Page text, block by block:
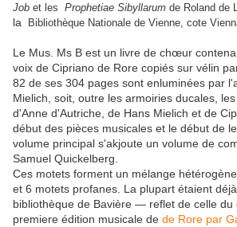
Job et les Prophetiae Sibyllarum de Roland de
la
Bibliothèque Nationale de Vienne, cote
Le Mus. Ms B est un livre de chœur
voix de Cipriano de Rore copiés sur vélin
82 de ses 304 pages sont enluminées par
Mielich, soit, outre les armoiries ducales,
d'Anne d'Autriche, de Hans Mielich et de
début des pièces musicales et le début de
volume principal s'akjoute un volume de
Samuel Quickelberg.
Ces motets forment un mélange
et 6 motets profanes. La plupart étaient
bibliothèque de Bavière — reflet de celle
premiere édition musicale de de Rore par